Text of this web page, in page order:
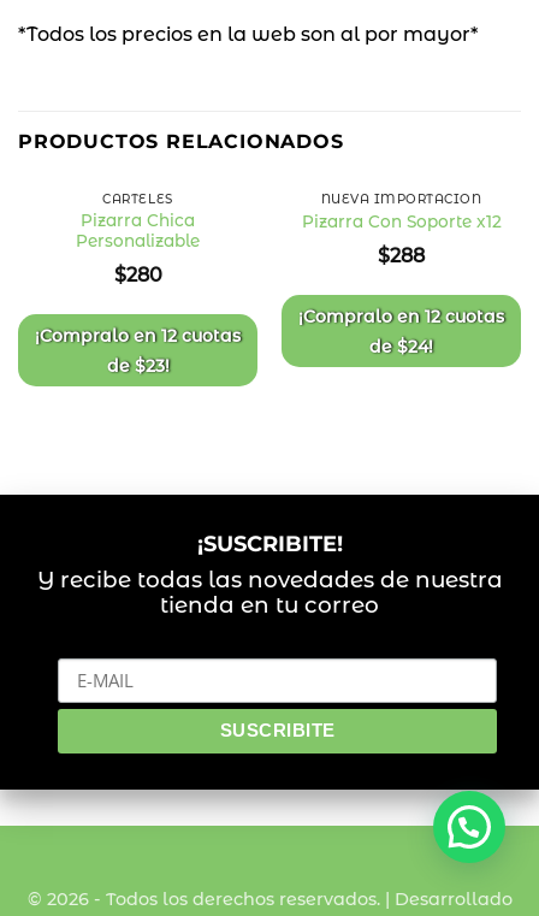
*Todos los precios en la web son al por mayor*
PRODUCTOS RELACIONADOS
Añadir
CARTELES
Pizarra Chica
Personalizable
$280
¡Compralo en12 cuotas
de$23!
de
deseos
NUEVA IMPORTACIÓN
Pizarra Con Soporte x12
$288
¡Compralo en12 cuotas
de$24!
¡SUSCRIBITE!
Y recibe todas las novedades de nuestra
tienda en tu correo
© 2026 - Todos los derechos reservados. | Desarrollado